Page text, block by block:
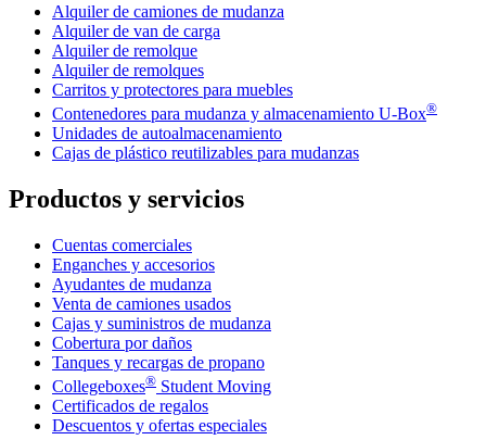
Alquiler de camiones de mudanza
Alquiler de van de carga
Alquiler de remolque
Alquiler de remolques
Carritos y protectores para muebles
Contenedores para mudanza y almacenamiento U-Box®
Unidades de autoalmacenamiento
Cajas de plástico reutilizables para mudanzas
Productos y servicios
Cuentas comerciales
Enganches y accesorios
Ayudantes de mudanza
Venta de camiones usados
Cajas y suministros de mudanza
Cobertura por daños
Tanques y recargas de propano
Collegeboxes® Student Moving
Certificados de regalos
Descuentos y ofertas especiales